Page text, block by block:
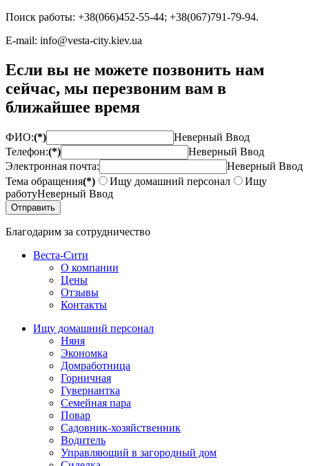
Поиск работы: +38(066)452-55-44; +38(067)791-79-94.
E-mail: info@vesta-city.kiev.ua
Если вы не можете позвонить нам
сейчас, мы перезвоним вам в
ближайшее время
ФИО:(*)
Неверный Ввод
Телефон:(*)
Неверный Ввод
Электронная почта:
Неверный Ввод
Тема обращения(*) Ищу домашний персонал
Ищу
работуНеверный Ввод
Благодарим за сотрудничество
Веста-Cити
О компании
Цены
Отзывы
Контакты
Ищу домашний персонал
Няня
Экономка
Домработница
Горничная
Гувернантка
Семейная пара
Повар
Садовник-хозяйственник
Водитель
Управляющий в загородный дом